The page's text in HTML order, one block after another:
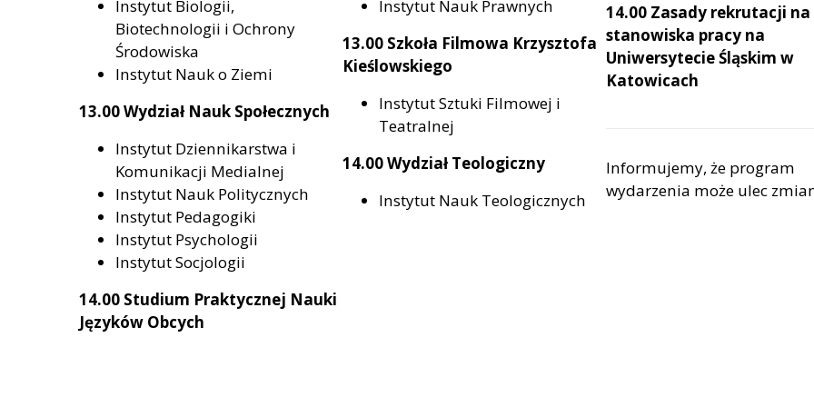
Instytut Biologii,
Biotechnologii i Ochrony
Środowiska
Instytut Nauk o Ziemi
13.00 Wydział Nauk Społecznych
Instytut Dziennikarstwa i
Komunikacji Medialnej
Instytut Nauk Politycznych
Instytut Pedagogiki
Instytut Psychologii
Instytut Socjologii
14.00 Studium Praktycznej Nauki
Języków Obcych
Instytut Nauk Prawnych
13.00 Szkoła Filmowa Krzysztofa
Kieślowskiego
Instytut Sztuki Filmowej i
Teatralnej
14.00 Wydział Teologiczny
Instytut Nauk Teologicznych
14.00 Zasady rekrutacji na
stanowiska pracy na
Uniwersytecie Śląskim w
Katowicach
Informujemy, że program
wydarzenia może ulec